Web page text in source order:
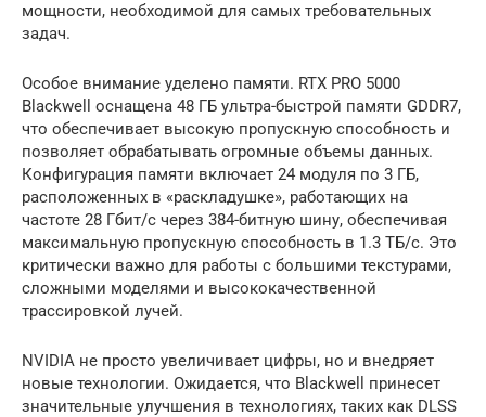
мощности, необходимой для самых требовательных
задач.
Особое внимание уделено памяти. RTX PRO 5000
Blackwell оснащена 48 ГБ ультра-быстрой памяти GDDR7,
что обеспечивает высокую пропускную способность и
позволяет обрабатывать огромные объемы данных.
Конфигурация памяти включает 24 модуля по 3 ГБ,
расположенных в «раскладушке», работающих на
частоте 28 Гбит/с через 384-битную шину, обеспечивая
максимальную пропускную способность в 1.3 ТБ/с. Это
критически важно для работы с большими текстурами,
сложными моделями и высококачественной
трассировкой лучей.
NVIDIA не просто увеличивает цифры, но и внедряет
новые технологии. Ожидается, что Blackwell принесет
значительные улучшения в технологиях, таких как DLSS